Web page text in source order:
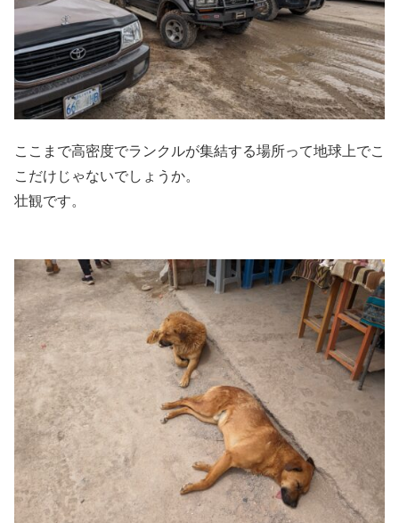
ここまで高密度でランクルが集結する場所って地球上でこ
こだけじゃないでしょうか。
壮観です。